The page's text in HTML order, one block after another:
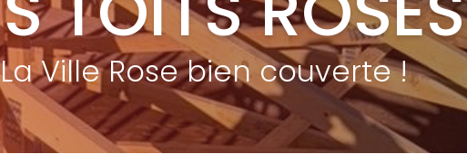
La Ville Rose bien couverte !